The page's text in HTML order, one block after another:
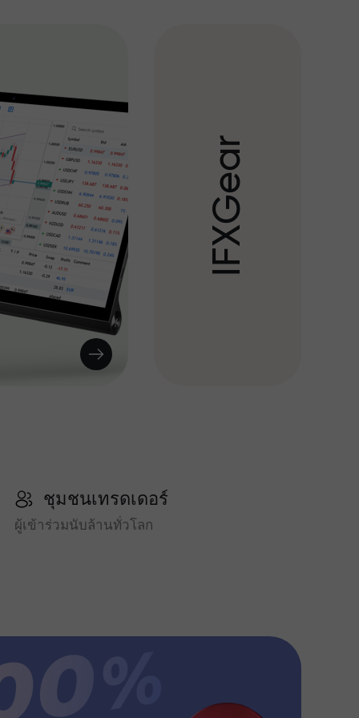
I
F
X
G
e
a
r
ชุมชนเทรดเดอร์
ผู้เข้าร่วมนับล้านทั่วโลก